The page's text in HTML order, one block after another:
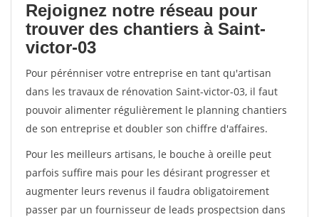
Rejoignez notre réseau pour
trouver des chantiers à Saint-
victor-03
Pour pérénniser votre entreprise en tant qu'artisan
dans les travaux de rénovation Saint-victor-03, il faut
pouvoir alimenter régulièrement le planning chantiers
de son entreprise et doubler son chiffre d'affaires.
Pour les meilleurs artisans, le bouche à oreille peut
parfois suffire mais pour les désirant progresser et
augmenter leurs revenus il faudra obligatoirement
passer par un fournisseur de leads prospectsion dans